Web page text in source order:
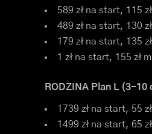
589 zł na start, 115
489 zł na start, 130
179 zł na start, 135
1 zł na start, 155 zł
RODZINA Plan L (3-10
1739 zł na start, 55
1499 zł na start, 65